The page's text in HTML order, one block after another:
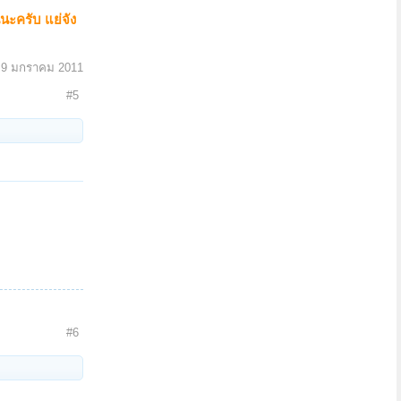
ะครับ แย่จัง
9 มกราคม 2011
#5
#6